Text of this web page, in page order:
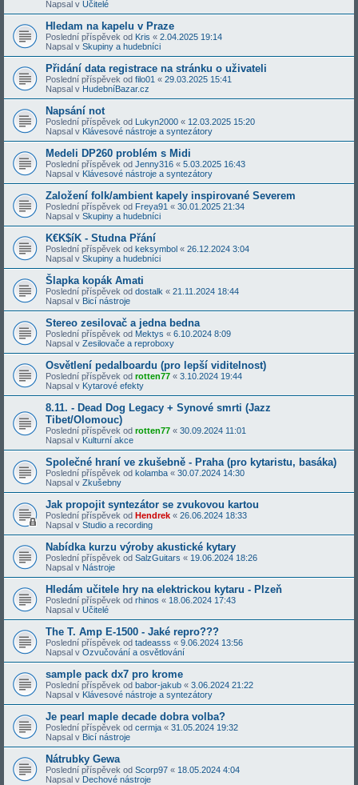
Napsal v Učitelé
Hledam na kapelu v Praze
Poslední příspěvek od Kris « 2.04.2025 19:14
Napsal v Skupiny a hudebníci
Přidání data registrace na stránku o uživateli
Poslední příspěvek od filo01 « 29.03.2025 15:41
Napsal v HudebníBazar.cz
Napsání not
Poslední příspěvek od Lukyn2000 « 12.03.2025 15:20
Napsal v Klávesové nástroje a syntezátory
Medeli DP260 problém s Midi
Poslední příspěvek od Jenny316 « 5.03.2025 16:43
Napsal v Klávesové nástroje a syntezátory
Založení folk/ambient kapely inspirované Severem
Poslední příspěvek od Freya91 « 30.01.2025 21:34
Napsal v Skupiny a hudebníci
K€K$íK - Studna Přání
Poslední příspěvek od keksymbol « 26.12.2024 3:04
Napsal v Skupiny a hudebníci
Šlapka kopák Amati
Poslední příspěvek od dostalk « 21.11.2024 18:44
Napsal v Bicí nástroje
Stereo zesilovač a jedna bedna
Poslední příspěvek od Mektys « 6.10.2024 8:09
Napsal v Zesilovače a reproboxy
Osvětlení pedalboardu (pro lepší viditelnost)
Poslední příspěvek od rotten77 « 3.10.2024 19:44
Napsal v Kytarové efekty
8.11. - Dead Dog Legacy + Synové smrti (Jazz
Tibet/Olomouc)
Poslední příspěvek od rotten77 « 30.09.2024 11:01
Napsal v Kulturní akce
Společné hraní ve zkušebně - Praha (pro kytaristu, basáka)
Poslední příspěvek od kolamba « 30.07.2024 14:30
Napsal v Zkušebny
Jak propojit syntezátor se zvukovou kartou
Poslední příspěvek od Hendrek « 26.06.2024 18:33
Napsal v Studio a recording
Nabídka kurzu výroby akustické kytary
Poslední příspěvek od SalzGuitars « 19.06.2024 18:26
Napsal v Nástroje
Hledám učitele hry na elektrickou kytaru - Plzeň
Poslední příspěvek od rhinos « 18.06.2024 17:43
Napsal v Učitelé
The T. Amp E-1500 - Jaké repro???
Poslední příspěvek od tadeasss « 9.06.2024 13:56
Napsal v Ozvučování a osvětlování
sample pack dx7 pro krome
Poslední příspěvek od babor-jakub « 3.06.2024 21:22
Napsal v Klávesové nástroje a syntezátory
Je pearl maple decade dobra volba?
Poslední příspěvek od cermja « 31.05.2024 19:32
Napsal v Bicí nástroje
Nátrubky Gewa
Poslední příspěvek od Scorp97 « 18.05.2024 4:04
Napsal v Dechové nástroje